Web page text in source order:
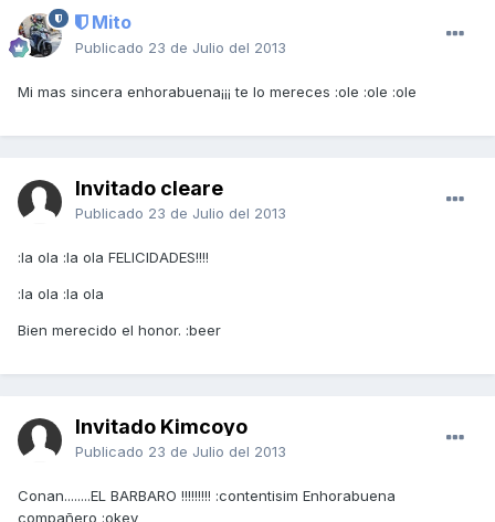
Mito
Publicado 23 de Julio del 2013
Mi mas sincera enhorabuena¡¡¡ te lo mereces :ole :ole :ole
Invitado cleare
Publicado 23 de Julio del 2013
:la ola :la ola FELICIDADES!!!!
:la ola :la ola
Bien merecido el honor. :beer
Invitado Kimcoyo
Publicado 23 de Julio del 2013
Conan........EL BARBARO !!!!!!!!! :contentisim Enhorabuena
compañero :okey